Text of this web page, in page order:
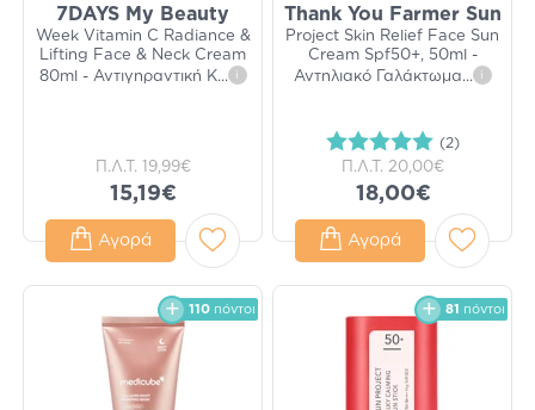
7DAYS My Beauty
Week Vitamin C Radiance &
Lifting Face & Neck Cream
80ml - Αντιγηραντική Κ... i
Π.Λ.Τ. 19,99€
15,19€
Αγορά
Thank You Farmer Sun
Project Skin Relief Face Sun
Cream Spf50+, 50ml -
Αντηλιακό Γαλάκτωμα... i
(2)
Π.Λ.Τ. 20,00€
18,00€
Αγορά
110 πόντοι 81 πόντοι